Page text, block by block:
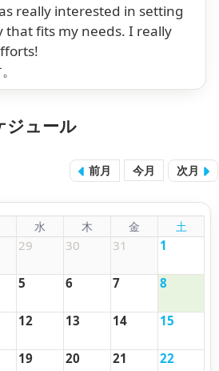
really interested in setting
that fits my needs. I really
ジュール
前月 今月 次月
水 木 金 土
29 30 31 1
5 6 7 8
12 13 14 15
19 20 21 22